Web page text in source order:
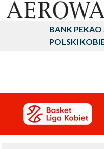
BANK PEKAO
POLSKI